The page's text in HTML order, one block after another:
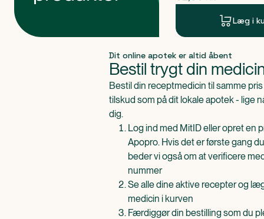
Læg i
Dit online apotek er altid åbent
Bestil trygt din
Bestil din receptmedicin til samme
tilskud som på dit lokale apotek - lige
dig.
Log ind med MitID eller opret en
Apopro. Hvis det er første gang
beder vi også om at verificere
nummer
Se alle dine aktive recepter og
medicin i kurven
Færdiggør din bestilling som du